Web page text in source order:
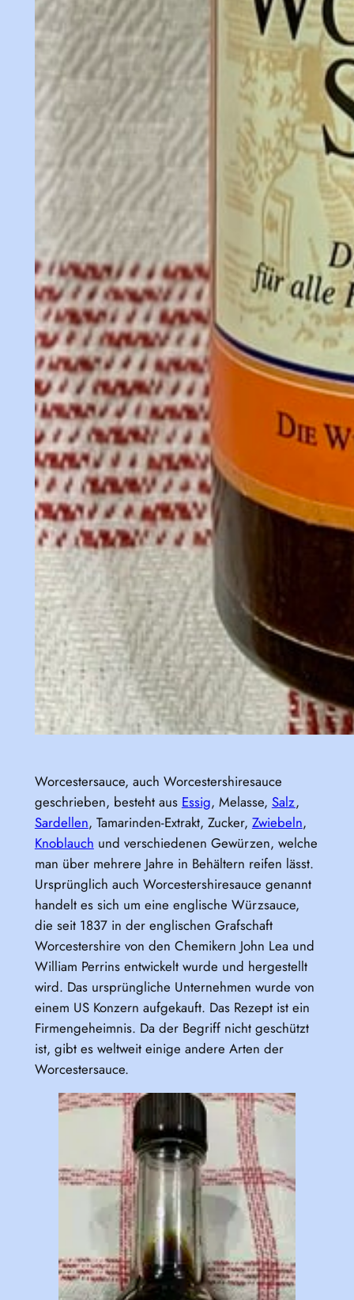
Worcestersauce, auch Worcestershiresauce
geschrieben, besteht aus Essig, Melasse, Salz,
Sardellen, Tamarinden-Extrakt, Zucker, Zwiebeln,
Knoblauch und verschiedenen Gewürzen, welche
man über mehrere Jahre in Behältern reifen lässt.
Ursprünglich auch Worcestershiresauce genannt
handelt es sich um eine englische Würzsauce,
die seit 1837 in der englischen Grafschaft
Worcestershire von den Chemikern John Lea und
William Perrins entwickelt wurde und hergestellt
wird. Das ursprüngliche Unternehmen wurde von
einem US Konzern aufgekauft. Das Rezept ist ein
Firmengeheimnis. Da der Begriff nicht geschützt
ist, gibt es weltweit einige andere Arten der
Worcestersauce.